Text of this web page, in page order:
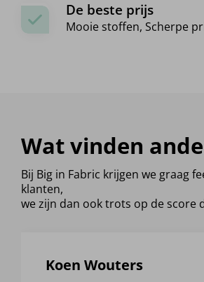
De beste prijs
Mooie stoffen, Scherpe
Wat vinden
Bij Big in Fabric krijgen we graag
klanten,
we zijn dan ook trots op de score
Koen Wouters